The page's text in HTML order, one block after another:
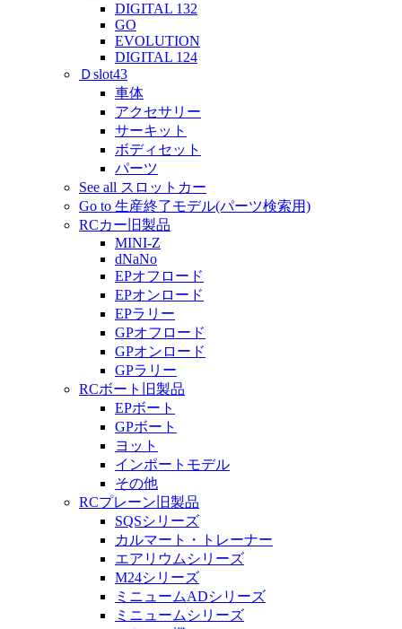
DIGITAL 132
GO
EVOLUTION
DIGITAL 124
Ｄslot43
車体
アクセサリー
サーキット
ボディセット
パーツ
See all スロットカー
Go to 生産終了モデル(パーツ検索用)
RCカー旧製品
MINI-Z
dNaNo
EPオフロード
EPオンロード
EPラリー
GPオフロード
GPオンロード
GPラリー
RCボート旧製品
EPボート
GPボート
ヨット
インポートモデル
その他
RCプレーン旧製品
SQSシリーズ
カルマート・トレーナー
エアリウムシリーズ
M24シリーズ
ミニュームADシリーズ
ミニュームシリーズ